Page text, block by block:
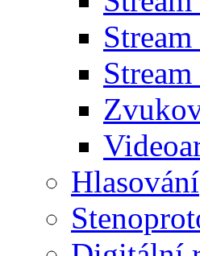
Stream
Stream
Hlasování